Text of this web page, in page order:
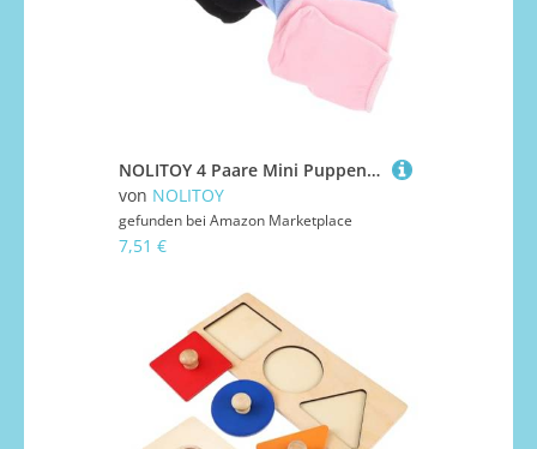
NOLITOY 4 Paare Mini Puppensocken Kurzsocken in Farben Waschbar Wiederverwendbar für Mädchen Puppenkleidung Kreative Spielkleidung Zubehör Geschenkidee
von NOLITOY
gefunden bei Amazon Marketplace
7,51 €